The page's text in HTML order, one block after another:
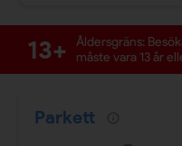
13+
Åldersgräns:
måste vara 13 år
Parkett